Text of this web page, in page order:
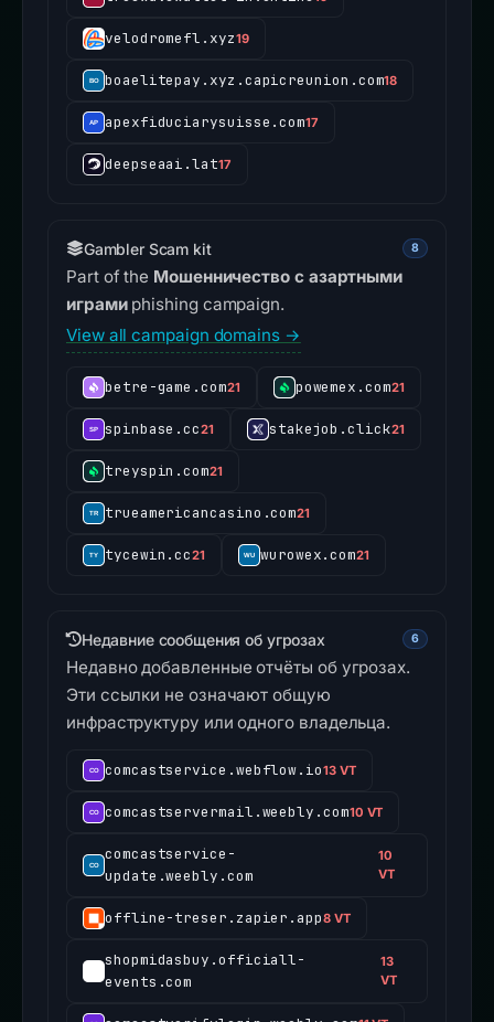
velodromefl.xyz19
boaelitepay.xyz.capicreunion.com18
apexfiduciarysuisse.com17
deepseaai.lat17
Gambler Scam kit 8
Part of the Мошенничество с азартными
играмиphishing campaign.
View all campaign domains →
betre-game.com21 powemex.com21
spinbase.cc21 stakejob.click21
treyspin.com21
trueamericancasino.com21
tycewin.cc21 wurowex.com21
Недавние сообщения об угрозах 6
Недавно добавленные отчёты об угрозах.
Эти ссылки не означают общую
инфраструктуру или одного владельца.
comcastservice.webflow.io13 VT
comcastservermail.weebly.com10 VT
comcastservice-
update.weebly.com
10
VT
offline-treser.zapier.app8 VT
shopmidasbuy.officiall-
events.com
13
VT